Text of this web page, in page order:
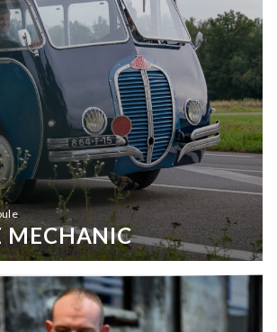
MECHANIC